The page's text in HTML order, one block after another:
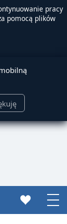
pracy
pomocą plików